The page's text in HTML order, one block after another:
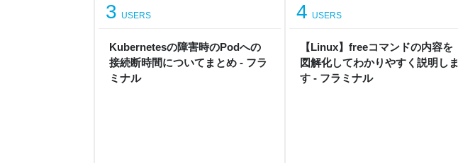
Kubernetesの障害時のPodへの
接続断時間についてまとめ - フラ
ミナル
3 USERS
【Linux】freeコマンドの内容を
図解化してわかりやすく説明しま
す - フラミナル
4 USERS